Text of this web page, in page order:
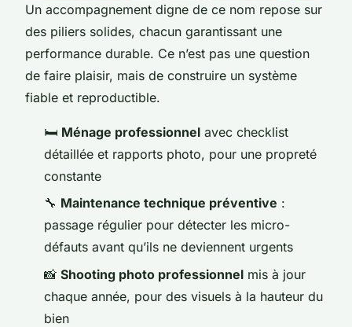
Un accompagnement digne de ce nom repose sur
des piliers solides, chacun garantissant une
performance durable. Ce n’est pas une question
de faire plaisir, mais de construire un système
fiable et reproductible.
🛏️ Ménage professionnel avec checklist
détaillée et rapports photo, pour une propreté
constante
🔧 Maintenance technique préventive :
passage régulier pour détecter les micro-
défauts avant qu’ils ne deviennent urgents
📸 Shooting photo professionnel mis à jour
chaque année, pour des visuels à la hauteur du
bien